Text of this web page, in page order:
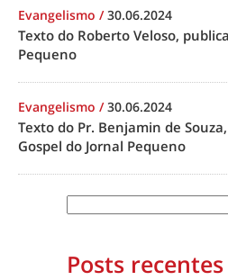
Evangelismo /30.06.2024
Texto do Roberto Veloso,
Pequeno
Evangelismo /30.06.2024
Texto do Pr. Benjamin de
Gospel do Jornal Pequeno
Posts recentes